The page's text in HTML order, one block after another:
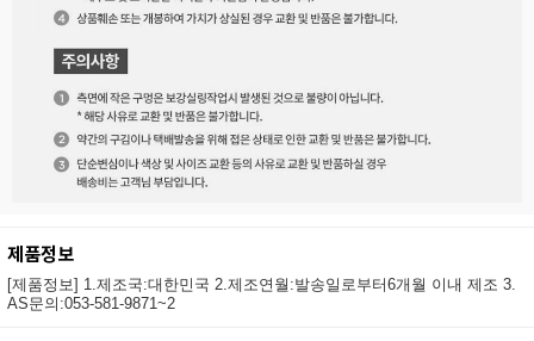
제품정보
[제품정보] 1.제조국:대한민국 2.제조연월:발송일로부터6개월 이내 제조 3.
AS문의:053-581-9871~2